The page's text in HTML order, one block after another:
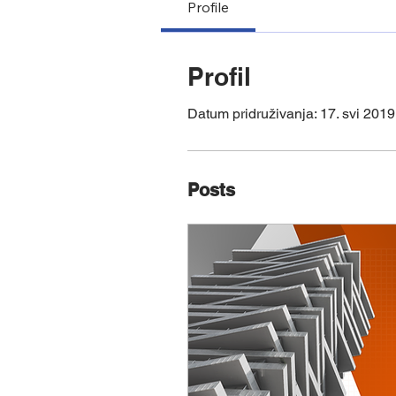
Profile
Profil
Datum pridruživanja: 17. svi
Posts